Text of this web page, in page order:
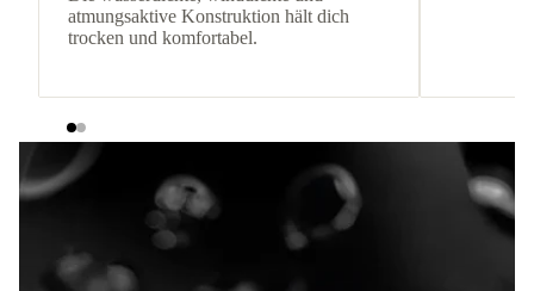
atmungsaktive Konstruktion hält dich
trocken und komfortabel.